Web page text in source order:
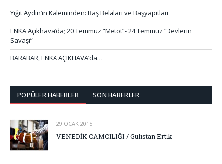
Yiğit Aydın’ın Kaleminden: Baş Belaları ve Başyapıtları
ENKA Açıkhava’da; 20 Temmuz “Metot”- 24 Temmuz “Devlerin
Savaşı”
BARABAR, ENKA AÇIKHAVA’da…
POPÜLER HABERLER SON HABERLER
29 OCAK 2015
VENEDİK CAMCILIĞI / Gülistan Ertik